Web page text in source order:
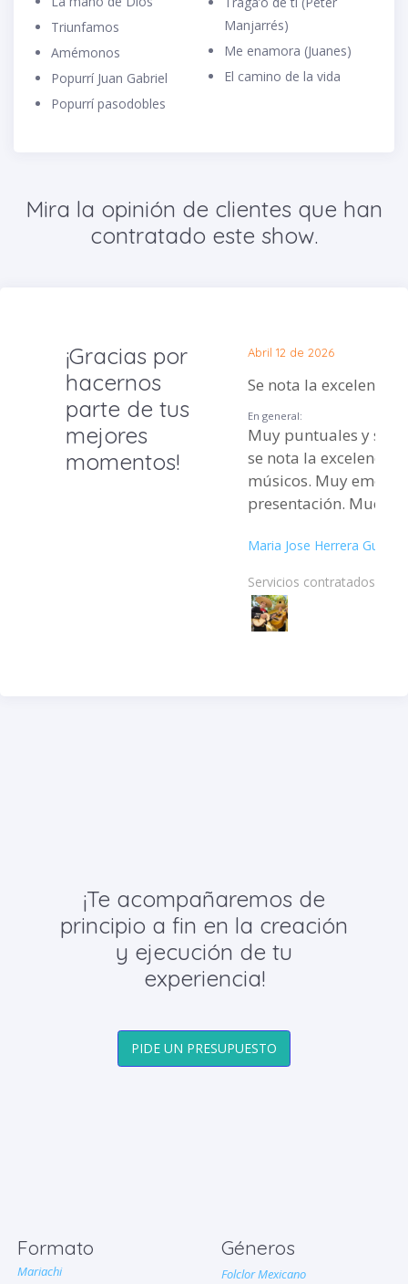
Triunfamos
Amémonos
Popurrí Juan Gabriel
Popurrí pasodobles
Manjarrés)
Me enamora (Juanes)
El camino de la vida
Mira la opinión de clientes que han
contratado este show.
¡Gracias por
hacernos
parte de tus
mejores
momentos!
Abril 12 de 2026
Se nota la excelencia.
En general:
Muy puntuales y
se nota la excelencia
músicos. Muy
presentación.
Maria Jose Herrera
Servicios contratados:
¡Te acompañaremos de
principio a fin en la creación
y ejecución de tu
experiencia!
PIDE UN PRESUPUESTO
Formato
Mariachi
Géneros
Folclor Mexicano